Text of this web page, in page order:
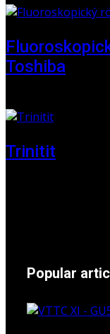
Toshiba
Trinitit
Popular